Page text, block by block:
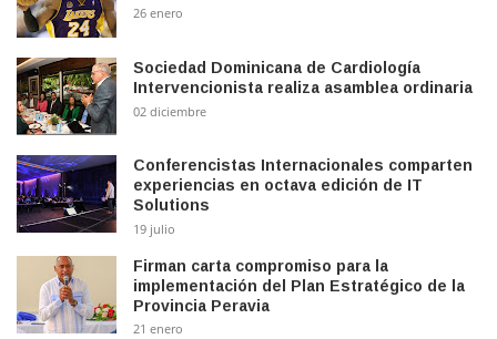
26 enero
Sociedad Dominicana de Cardiología
Intervencionista realiza asamblea ordinaria
02 diciembre
Conferencistas Internacionales comparten
experiencias en octava edición de IT
Solutions
19 julio
Firman carta compromiso para la
implementación del Plan Estratégico de la
Provincia Peravia
21 enero